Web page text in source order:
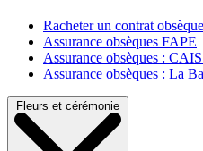
Racheter un contrat
Assurance obsèques FAPE
Assurance obsèques :
Assurance obsèques : La
Fleurs et cérémonie